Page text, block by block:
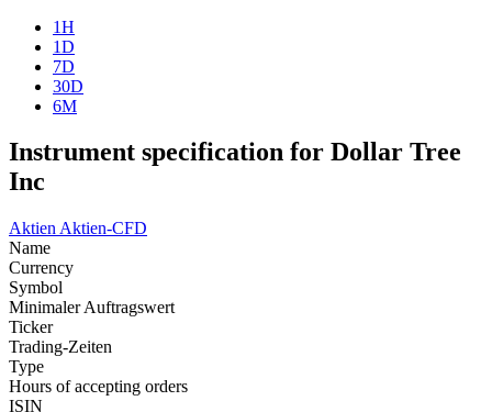
1H
1D
7D
30D
6M
Instrument specification for Dollar Tree
Inc
Aktien Aktien-CFD
Name
Currency
Symbol
Minimaler Auftragswert
Ticker
Trading-Zeiten
Type
Hours of accepting orders
ISIN